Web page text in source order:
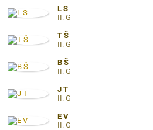
L S
II. G
T Š
II. G
B Š
II. G
J T
II. G
E V
II. G